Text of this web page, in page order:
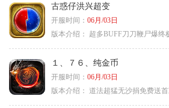
古惑仔洪兴超变
开服时间： 06月/03日
版本介绍：
超多BUFF刀刀鞭尸爆终
１、７６、纯金币
开服时间： 06月/03日
版本介绍： 道法超猛无沙捐免费送